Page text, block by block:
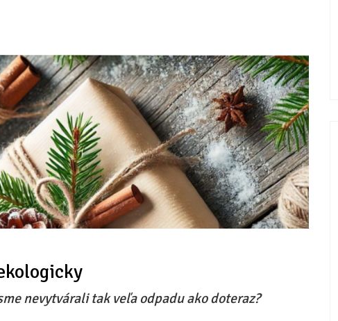
nevytvárali tak veľa odpadu ako doteraz?